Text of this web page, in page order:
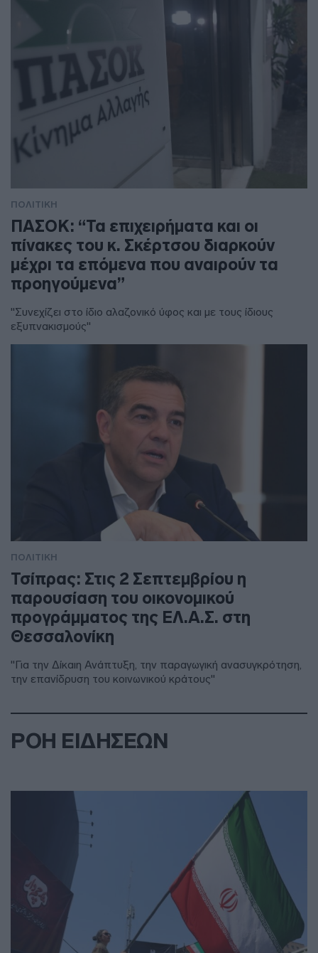
ΠΟΛΙΤΙΚΗ
ΠΑΣΟΚ: “Τα επιχειρήματα και οι
πίνακες του κ. Σκέρτσου διαρκούν
μέχρι τα επόμενα που αναιρούν τα
προηγούμενα”
"Συνεχίζει στο ίδιο αλαζονικό ύφος και με τους ίδιους
εξυπνακισμούς"
ΠΟΛΙΤΙΚΗ
Τσίπρας: Στις 2 Σεπτεμβρίου η
παρουσίαση του οικονομικού
προγράμματος της ΕΛ.Α.Σ. στη
Θεσσαλονίκη
"Για την Δίκαιη Ανάπτυξη, την παραγωγική ανασυγκρότηση,
την επανίδρυση του κοινωνικού κράτους"
ΡΟΗ ΕΙΔΗΣΕΩΝ